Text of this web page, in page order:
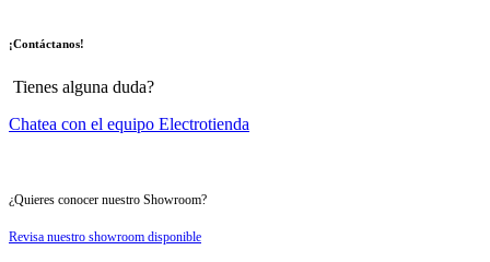
¡Contáctanos!
Tienes alguna duda?
Chatea con el equipo Electrotienda
¿Quieres conocer nuestro Showroom?
Revisa nuestro showroom disponible